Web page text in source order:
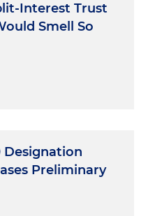
Interest Trust
Smell So
Designation
Preliminary